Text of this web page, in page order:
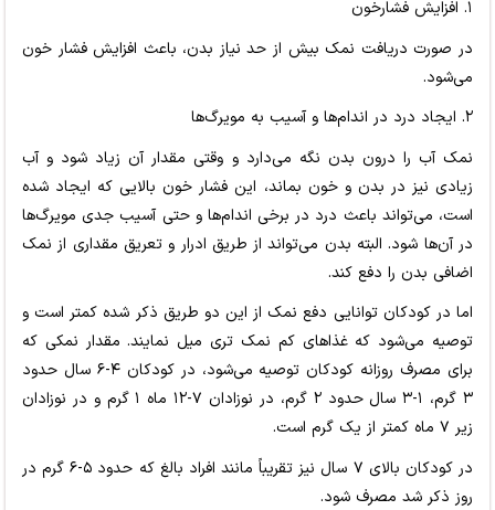
۱. افزایش فشارخون
در صورت دریافت نمک بیش از حد نیاز بدن، باعث افزایش فشار خون
می‌شود.
۲. ایجاد درد در اندام‌ها و آسیب به مویرگ‌ها
نمک آب را درون بدن نگه می‌دارد و وقتی مقدار آن زیاد شود و آب
زیادی نیز در بدن و خون بماند، این فشار خون بالایی که ایجاد شده
است، می‌تواند باعث درد در برخی اندام‌ها و حتی آسیب جدی مویرگ‌ها
در آن‌ها شود. البته بدن می‌تواند از طریق ادرار و تعریق مقداری از نمک
اضافی بدن را دفع کند.
اما در کودکان توانایی دفع نمک از این دو طریق ذکر شده کمتر است و
توصیه می‌شود که غذاهای کم نمک تری میل نمایند. مقدار نمکی که
برای مصرف روزانه کودکان توصیه می‌شود، در کودکان ۴-۶ سال حدود
۳ گرم، ۱-۳ سال حدود ۲ گرم، در نوزادان ۷-۱۲ ماه ۱ گرم و در نوزادان
زیر ۷ ماه کمتر از یک گرم است.
در کودکان بالای ۷ سال نیز تقریباً مانند افراد بالغ که حدود ۵-۶ گرم در
روز ذکر شد مصرف شود.